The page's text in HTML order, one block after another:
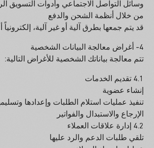
وسائل التواصل الاجتماعي وأدوات التسويق
من خلال أنظمة الشحن والدفع
قد يتم جمعها بطرق آلية أو غير آلية، إلكترونياً
4- أغراض معالجة البيانات الشخصية
تتم معالجة بياناتك الشخصية للأغراض التالية:
4.1 تقديم الخدمات
إنشاء عضوية
تنفيذ عمليات استلام الطلبات وإعدادها
الإرجاع والاستبدال والفواتير
4.2 إدارة علاقات العملاء
تلقي طلبات الدعم والرد عليها